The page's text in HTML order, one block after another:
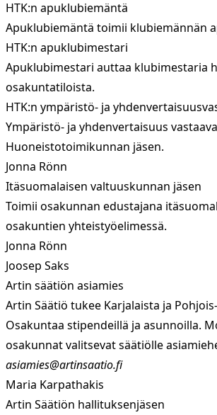
HTK:n apuklubiemäntä
Apuklubiemäntä toimii klubiemännän
HTK:n apuklubimestari
Apuklubimestari auttaa klubimestaria
osakuntatiloista.
HTK:n ympäristö- ja
Ympäristö- ja yhdenvertaisuus
Huoneistotoimikunnan jäsen.
Jonna Rönn
Itäsuomalaisen valtuuskunnan jäsen
Toimii osakunnan edustajana
osakuntien yhteistyöelimessä.
Jonna Rönn
Joosep Saks
Artin säätiön asiamies
Artin Säätiö tukee Karjalaista ja
Osakuntaa stipendeillä ja asunnoilla.
osakunnat valitsevat säätiölle
asiamies@artinsaatio.fi
Maria Karpathakis
Artin Säätiön hallituksenjäsen